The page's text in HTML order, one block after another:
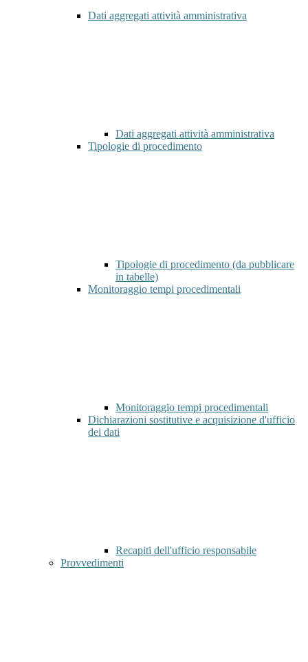
Dati aggregati attività amministrativa
Dati aggregati attività amministrativa
Tipologie di procedimento
Tipologie di procedimento (da pubblicare
in tabelle)
Monitoraggio tempi procedimentali
Monitoraggio tempi procedimentali
Dichiarazioni sostitutive e acquisizione d'ufficio
dei dati
Recapiti dell'ufficio responsabile
Provvedimenti